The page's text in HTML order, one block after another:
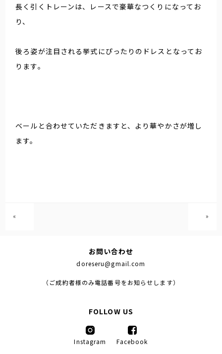
長く引くトレーンは、レースで豪華なつくりになってお
り、
後ろ姿が注目される挙式にぴったりのドレスとなってお
ります。
ベールと合わせていただきますと、より華やかさが増し
ます。
« »
お問い合わせ
doreseru@gmail.com
（ご成約者様のみ電話番号をお知らせします）
FOLLOW US
Instagram Facebook